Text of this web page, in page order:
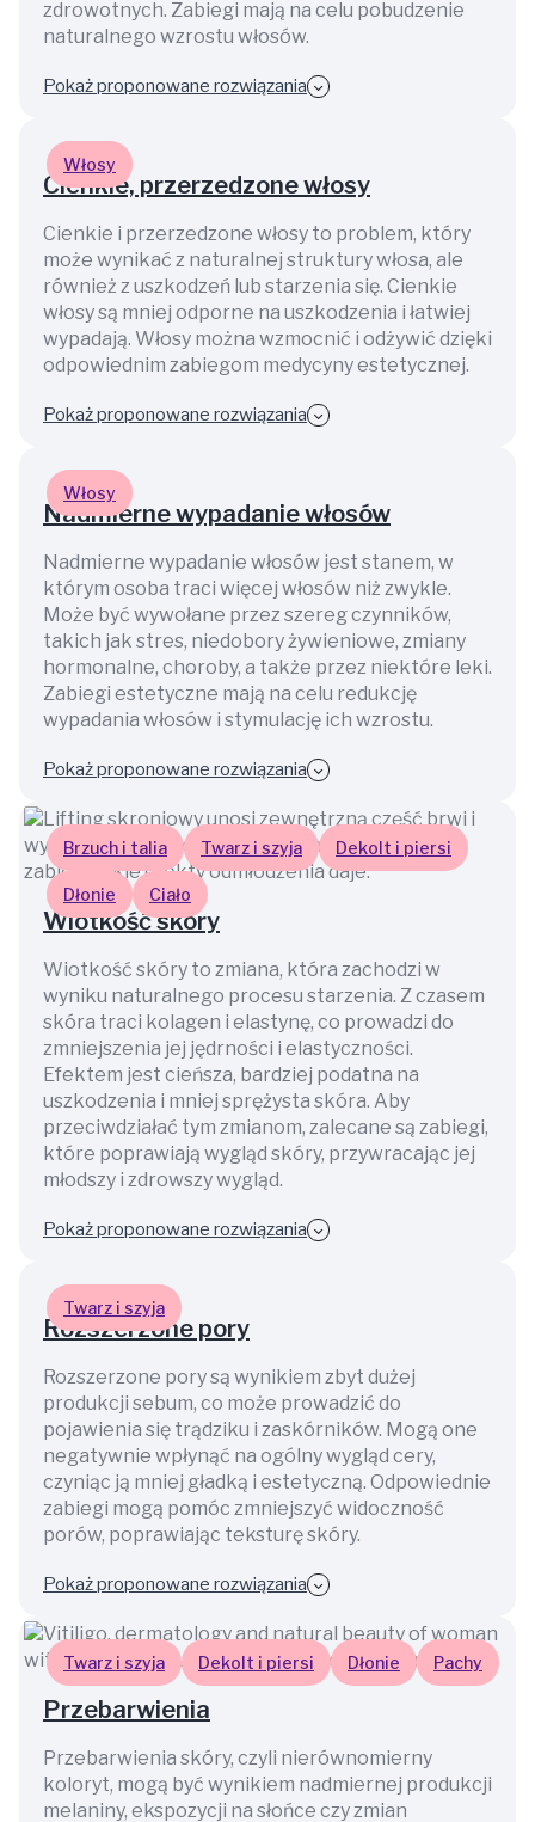
zdrowotnych. Zabiegi mają na celu pobudzenie
naturalnego wzrostu włosów.
Pokaż proponowane rozwiązania
Włosy
Cienkie, przerzedzone włosy
Cienkie i przerzedzone włosy to problem, który
może wynikać z naturalnej struktury włosa, ale
również z uszkodzeń lub starzenia się. Cienkie
włosy są mniej odporne na uszkodzenia i łatwiej
wypadają. Włosy można wzmocnić i odżywić dzięki
odpowiednim zabiegom medycyny estetycznej.
Pokaż proponowane rozwiązania
Włosy
Nadmierne wypadanie włosów
Nadmierne wypadanie włosów jest stanem, w
którym osoba traci więcej włosów niż zwykle.
Może być wywołane przez szereg czynników,
takich jak stres, niedobory żywieniowe, zmiany
hormonalne, choroby, a także przez niektóre leki.
Zabiegi estetyczne mają na celu redukcję
wypadania włosów i stymulację ich wzrostu.
Pokaż proponowane rozwiązania
Brzuch i talia Twarz i szyja Dekolt i piersi
Dłonie Ciało
Wiotkość skóry
Wiotkość skóry to zmiana, która zachodzi w
wyniku naturalnego procesu starzenia. Z czasem
skóra traci kolagen i elastynę, co prowadzi do
zmniejszenia jej jędrności i elastyczności.
Efektem jest cieńsza, bardziej podatna na
uszkodzenia i mniej sprężysta skóra. Aby
przeciwdziałać tym zmianom, zalecane są zabiegi,
które poprawiają wygląd skóry, przywracając jej
młodszy i zdrowszy wygląd.
Pokaż proponowane rozwiązania
Twarz i szyja
Rozszerzone pory
Rozszerzone pory są wynikiem zbyt dużej
produkcji sebum, co może prowadzić do
pojawienia się trądziku i zaskórników. Mogą one
negatywnie wpłynąć na ogólny wygląd cery,
czyniąc ją mniej gładką i estetyczną. Odpowiednie
zabiegi mogą pomóc zmniejszyć widoczność
porów, poprawiając teksturę skóry.
Pokaż proponowane rozwiązania
Twarz i szyja Dekolt i piersi Dłonie Pachy
Przebarwienia
Przebarwienia skóry, czyli nierównomierny
koloryt, mogą być wynikiem nadmiernej produkcji
melaniny, ekspozycji na słońce czy zmian